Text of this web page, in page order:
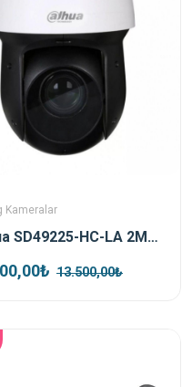
Kameralar
Dahua SD49225-HC-LA 2MP Starlight PTZ HDCVI Kamera
13.500,00₺